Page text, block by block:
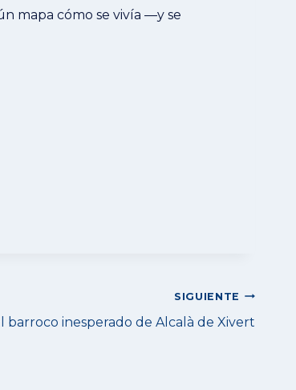
mapa cómo se vivía —y se
SIGUIENTE
barroco inesperado de Alcalà de Xivert